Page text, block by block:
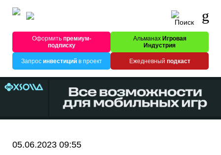
Оформитьпремиум-
подписку
Альманах Игровая
Индустрия
Запрос инвестицийв проект Ежедневный подкаст
05.06.2023 09:55